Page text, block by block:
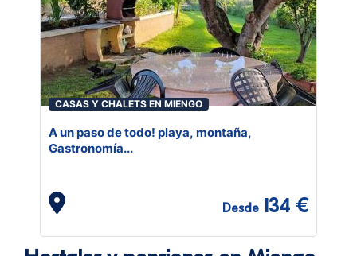
CASAS Y CHALETS EN MIENGO
A un paso de todo! playa, montaña,
Gastronomía...
Desde 134 €